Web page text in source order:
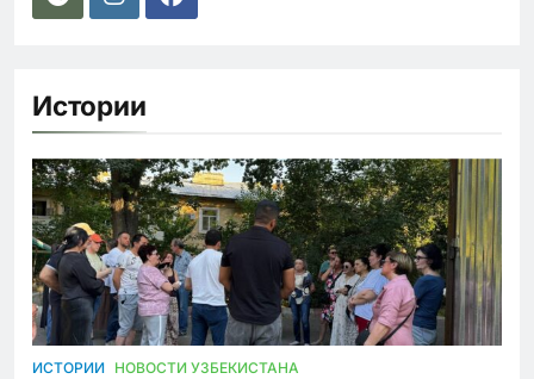
Истории
ИСТОРИИ НОВОСТИ УЗБЕКИСТАНА